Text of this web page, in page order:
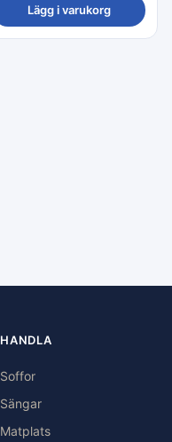
Lägg i varukorg
HANDLA
Soffor
Sängar
Matplats